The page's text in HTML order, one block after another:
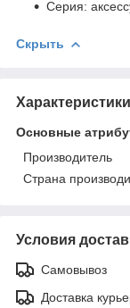
Серия:
Скрыть
Характеристики
Основные
Производитель
Страна
Условия
Самовывоз
Доставка